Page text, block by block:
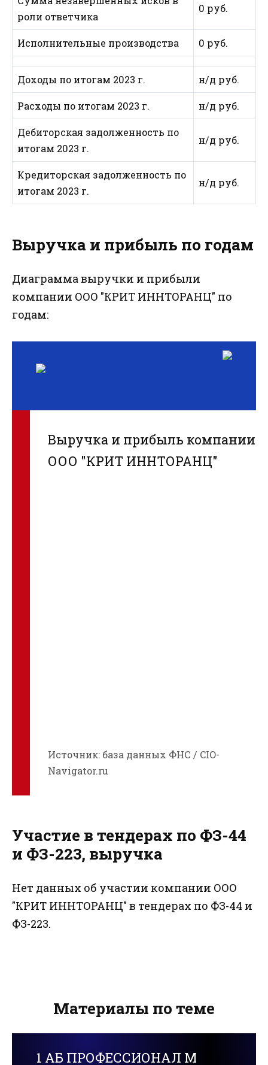
роли ответчика
0 руб.
Исполнительные производства 0 руб.
Доходы по итогам 2023 г. н/д руб.
Расходы по итогам 2023 г. н/д руб.
Дебиторская задолженность по
итогам 2023 г.
н/д руб.
Кредиторская задолженность по
итогам 2023 г.
н/д руб.
Выручка и прибыль по годам
Диаграмма выручки и прибыли
компании ООО "КРИТ ИННТОРАНЦ" по
годам:
Выручка и прибыль компании
ООО "КРИТ ИННТОРАНЦ"
Источник: база данных ФНС / CIO-
Navigator.ru
Участие в тендерах по ФЗ-44
и ФЗ-223, выручка
Нет данных об участии компании ООО
"КРИТ ИННТОРАНЦ" в тендерах по ФЗ-44 и
ФЗ-223.
Материалы по теме
1 АБ ПРОФЕССИОНАЛ М